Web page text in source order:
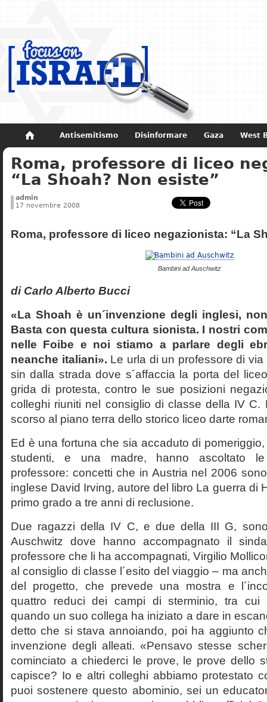
Antisemitismo Disinformare Gaza West
Non dimenticare Storia di Israele
Roma, professore di liceo
“La Shoah? Non esiste”
admin
17 novembre 2008
Roma, professore di liceo negazionista: “La
Bambini ad Auschwitz
di Carlo Alberto Bucci
«La Shoah è un´invenzione degli inglesi,
Basta con questa cultura sionista. I nostri
nelle Foibe e noi stiamo a parlare degli
neanche italiani». Le urla di un professore di
sin dalla strada dove s´affaccia la porta del
grida di protesta, contro le sue posizioni
colleghi riuniti nel consiglio di classe della IV C.
scorso al piano terra dello storico liceo darte
Ed è una fortuna che sia accaduto di
studenti, e una madre, hanno ascoltato le
professore: concetti che in Austria nel 2006
inglese David Irving, autore del libro La guerra di
primo grado a tre anni di reclusione.
Due ragazzi della IV C, e due della III G,
Auschwitz dove hanno accompagnato il
professore che li ha accompagnati, Virgilio
al consiglio di classe l´esito del viaggio – ma
del progetto, che prevede una mostra e
quattro reduci dei campi di sterminio, tra cui
quando un suo collega ha iniziato a dare in
detto che si stava annoiando, poi ha aggiunto
invenzione degli alleati. «Pensavo stesse
cominciato a chiederci le prove, le prove dello
capisce? Io e altri colleghi abbiamo protestato
puoi sostenere questo abominio, sei un